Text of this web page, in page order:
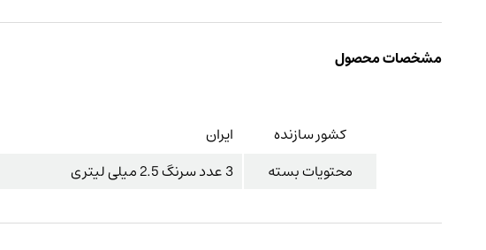
مشخصات محصول
کشور سازنده
ایران
محتویات بسته
3 عدد سرنگ 2.5 میلی لیتری